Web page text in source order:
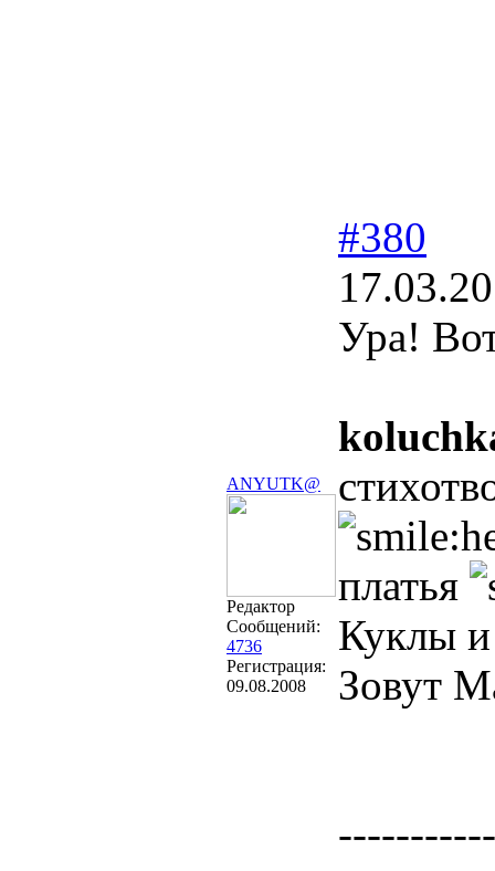
ANYUTK@
Редактор
Сообщений:
4736
Регистрация:
09.08.2008
#380
Ура!
платья
Куклы
Зовут